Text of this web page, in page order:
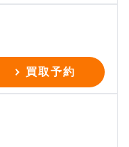
買取予約